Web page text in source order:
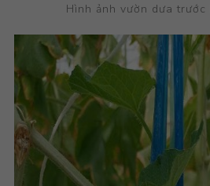
Hình ảnh vườn dưa trước